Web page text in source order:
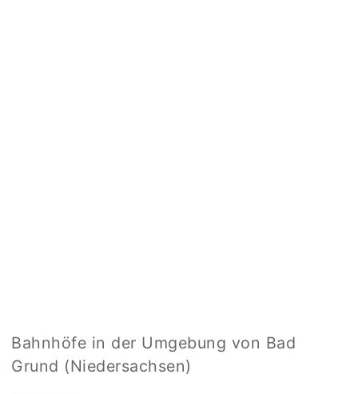
Bahnhöfe in der Umgebung von Bad
Grund (Niedersachsen)